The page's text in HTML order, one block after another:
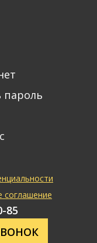
пароль
соглашение
85